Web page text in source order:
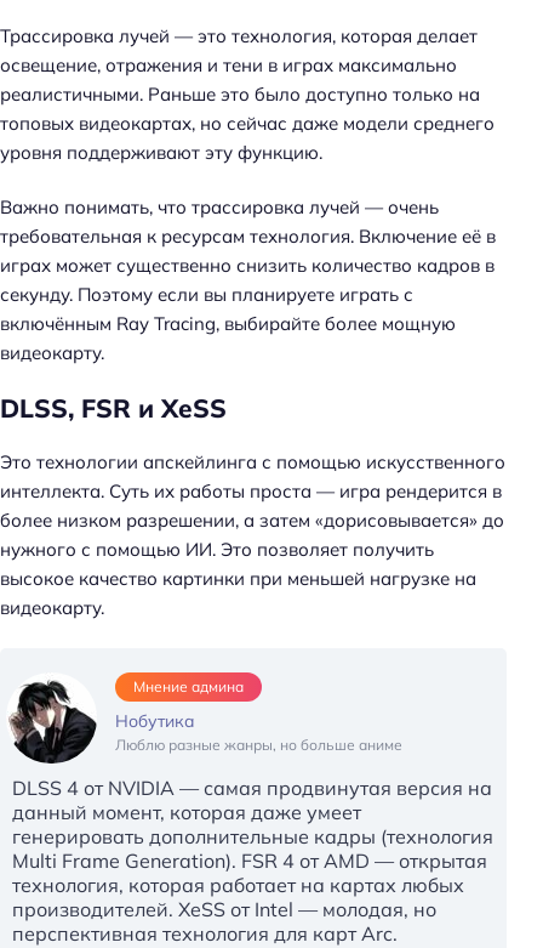
Трассировка лучей — это технология, которая делает
освещение, отражения и тени в играх максимально
реалистичными. Раньше это было доступно только на
топовых видеокартах, но сейчас даже модели среднего
уровня поддерживают эту функцию.
Важно понимать, что трассировка лучей — очень
требовательная к ресурсам технология. Включение её в
играх может существенно снизить количество кадров в
секунду. Поэтому если вы планируете играть с
включённым Ray Tracing, выбирайте более мощную
видеокарту.
DLSS, FSR и XeSS
Это технологии апскейлинга с помощью искусственного
интеллекта. Суть их работы проста — игра рендерится в
более низком разрешении, а затем «дорисовывается» до
нужного с помощью ИИ. Это позволяет получить
высокое качество картинки при меньшей нагрузке на
видеокарту.
Мнение админа
Нобутика
Люблю разные жанры, но больше аниме
DLSS 4 от NVIDIA — самая продвинутая версия на
данный момент, которая даже умеет
генерировать дополнительные кадры (технология
Multi Frame Generation). FSR 4 от AMD — открытая
технология, которая работает на картах любых
производителей. XeSS от Intel — молодая, но
перспективная технология для карт Arc.